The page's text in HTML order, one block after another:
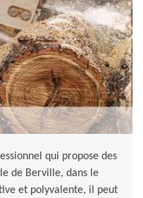
qui propose des
de Berville, dans le
et polyvalente, il peut